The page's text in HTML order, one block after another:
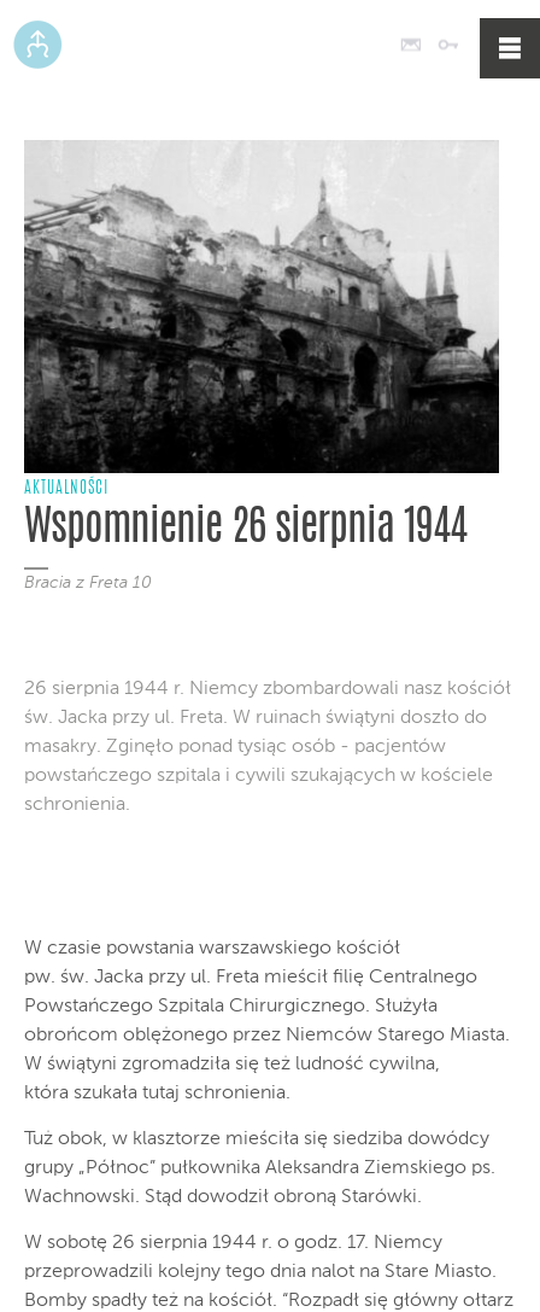
Poczta
AKTUALNOŚCI
Wspomnienie 26 sierpnia 1944
Bracia z Freta 10
26 sierpnia 1944 r. Niemcy zbombardowali nasz kościół
św. Jacka przy ul. Freta. W ruinach świątyni doszło do
masakry. Zginęło ponad tysiąc osób - pacjentów
powstańczego szpitala i cywili szukających w kościele
schronienia.
W czasie powstania warszawskiego kościół
pw. św. Jacka przy ul. Freta mieścił filię Centralnego
Powstańczego Szpitala Chirurgicznego. Służyła
obrońcom oblężonego przez Niemców Starego Miasta.
W świątyni zgromadziła się też ludność cywilna,
która szukała tutaj schronienia.
Tuż obok, w klasztorze mieściła się siedziba dowódcy
grupy „Północ” pułkownika Aleksandra Ziemskiego ps.
Wachnowski. Stąd dowodził obroną Starówki.
W sobotę 26 sierpnia 1944 r. o godz. 17. Niemcy
przeprowadzili kolejny tego dnia nalot na Stare Miasto.
Bomby spadły też na kościół. “Rozpadł się główny ołtarz